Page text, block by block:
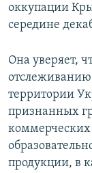
оккупации
середине
Она уверяет,
отслеживанию
территории
признанных
продукции, в